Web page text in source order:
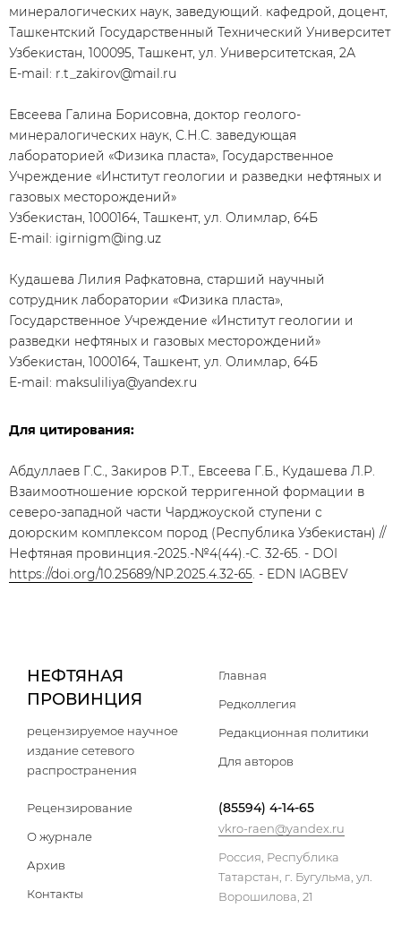
минералогических наук, заведующий. кафедрой, доцент,
Ташкентский Государственный Технический Университет
Узбекистан, 100095, Ташкент, ул. Университетская, 2А
E-mail: r.t_zakirov@mail.ru
Евсеева Галина Борисовна, доктор геолого-
минералогических наук, С.Н.С. заведующая
лабораторией «Физика пласта», Государственное
Учреждение «Институт геологии и разведки нефтяных и
газовых месторождений»
Узбекистан, 1000164, Ташкент, ул. Олимлар, 64Б
E-mail: igirnigm@ing.uz
Кудашева Лилия Рафкатовна, старший научный
сотрудник лаборатории «Физика пласта»,
Государственное Учреждение «Институт геологии и
разведки нефтяных и газовых месторождений»
Узбекистан, 1000164, Ташкент, ул. Олимлар, 64Б
E-mail: maksuliliya@yandex.ru
Для цитирования:
Абдуллаев Г.С., Закиров Р.Т., Евсеева Г.Б., Кудашева Л.Р.
Взаимоотношение юрской терригенной формации в
северо-западной части Чарджоуской ступени с
доюрским комплексом пород (Республика Узбекистан) //
Нефтяная провинция.-2025.-№4(44).-С. 32-65. - DOI
https://doi.org/10.25689/NP.2025.4.32-65. - EDN IAGBEV
НЕФТЯНАЯ
ПРОВИНЦИЯ
рецензируемое научное
издание сетевого
распространения
Главная
Редколлегия
Редакционная политики
Для авторов
Рецензирование
О журнале
Архив
Контакты
(85594) 4-14-65
vkro-raen@yandex.ru
Россия, Республика
Татарстан, г. Бугульма, ул.
Ворошилова, 21